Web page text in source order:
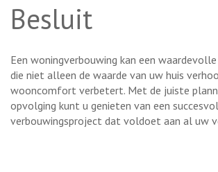
Besluit
Een woningverbouwing kan een
die niet alleen de waarde van uw huis
wooncomfort verbetert. Met de juiste
opvolging kunt u genieten van een succesvol
verbouwingsproject dat voldoet aan al uw